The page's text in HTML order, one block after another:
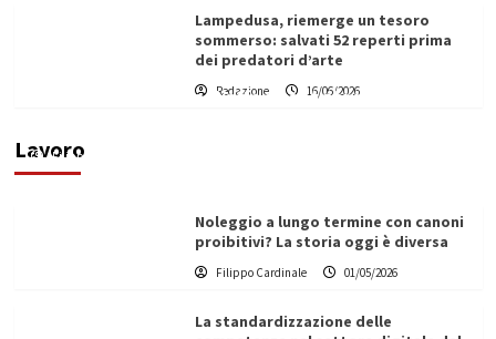
Lampedusa, riemerge un tesoro
sommerso: salvati 52 reperti prima
dei predatori d’arte
Redazione 16/06/2026
Lavoro
Vino in Italia: il giro d’affari contribuisce
Filippo Cardinale
Noleggio a lungo termine con canoni
proibitivi? La storia oggi è diversa
Filippo Cardinale 01/05/2026
La standardizzazione delle